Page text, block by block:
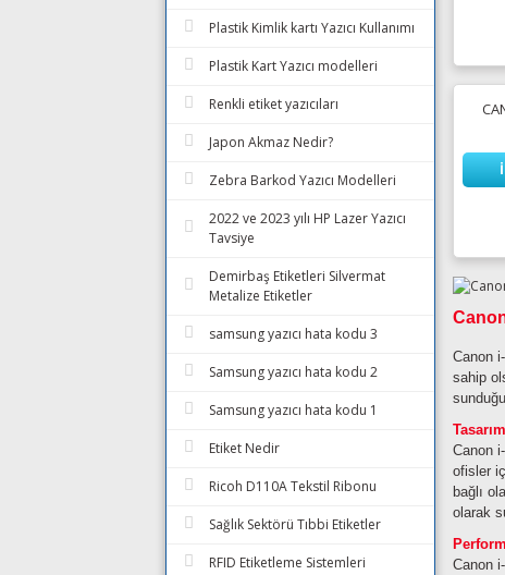
Plastik Kimlik kartı Yazıcı Kullanımı
Plastik Kart Yazıcı modelleri
Renkli etiket yazıcıları
Japon Akmaz Nedir?
Zebra Barkod Yazıcı Modelleri
2022 ve 2023 yılı HP Lazer Yazıcı
Tavsiye
Demirbaş Etiketleri Silvermat
Metalize Etiketler
samsung yazıcı hata kodu 3
Samsung yazıcı hata kodu 2
Samsung yazıcı hata kodu 1
Etiket Nedir
Ricoh D110A Tekstil Ribonu
Sağlık Sektörü Tıbbi Etiketler
RFID Etiketleme Sistemleri
Canon
sahip
Canon
ofisler
bağlı
olarak
Canon